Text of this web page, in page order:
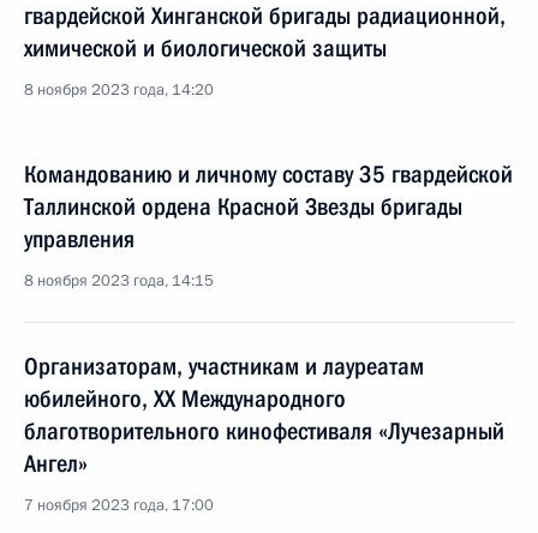
гвардейской Хинганской бригады радиационной,
химической и биологической защиты
8 ноября 2023 года, 14:20
Командованию и личному составу 35 гвардейской
Таллинской ордена Красной Звезды бригады
управления
8 ноября 2023 года, 14:15
Организаторам, участникам и лауреатам
юбилейного, XX Международного
благотворительного кинофестиваля «Лучезарный
Ангел»
7 ноября 2023 года, 17:00